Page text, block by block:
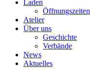
Laden
Öffnungszeiten
Atelier
Über uns
Geschichte
Verbände
News
Aktuelles